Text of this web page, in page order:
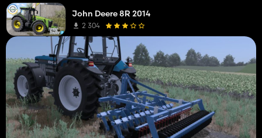
John Deere 8R 2014
2 304